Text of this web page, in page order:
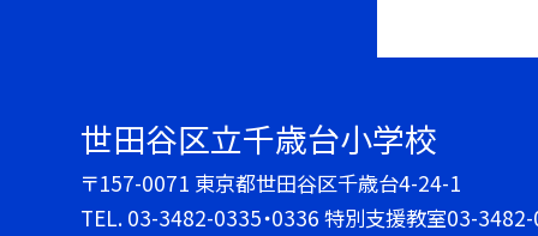
世田谷区立千歳台小学校
〒157-0071 東京都世田谷区千歳台4-24-1
TEL. 03-3482-0335・0336 特別支援教室03-